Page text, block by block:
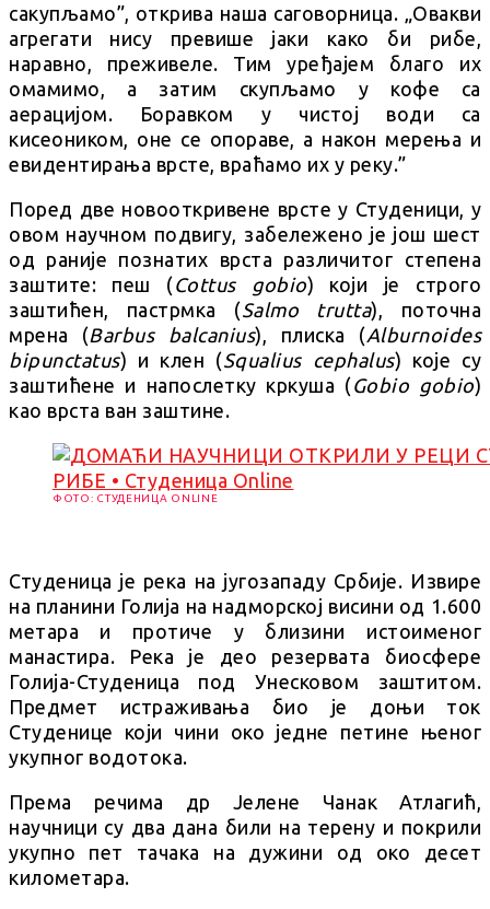
сакупљамо”, открива наша саговорница. „Овакви
агрегати нису превише јаки како би рибе,
наравно, преживеле. Тим уређајем благо их
омамимо, а затим скупљамо у кофе са
аерацијом. Боравком у чистој води са
кисеоником, оне се опораве, а након мерења и
евидентирања врсте, враћамо их у реку.”
Поред две новооткривене врсте у Студеници, у
овом научном подвигу, забележено је још шест
од раније познатих врста различитог степена
заштите: пеш (Cottus gobio) који је строго
заштићен, пастрмка ( Salmo trutta), поточна
мрена (Barbus balcanius), плиска (Alburnoides
bipunctatus) и клен ( Squalius cephalus) које су
заштићене и напослетку кркуша (Gobio gobio)
као врста ван заштине.
ФОТО: СТУДЕНИЦА ONLINE
Студеница је река на југозападу Србије. Извире
на планини Голија на надморској висини од 1.600
метара и протиче у близини истоименог
манастира. Река је део резервата биосфере
Голија-Студеница под Унесковом заштитом.
Предмет истраживања био је доњи ток
Студенице који чини око једне петине њеног
укупног водотока.
Према речима др Јелене Чанак Атлагић,
научници су два дана били на терену и покрили
укупно пет тачака на дужини од око десет
километара.